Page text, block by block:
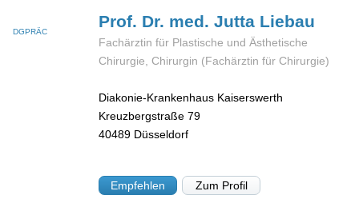
DGPRÄC
Prof. Dr. med. Jutta Liebau
Fachärztin für Plastische und Ästhetische
Chirurgie, Chirurgin (Fachärztin für Chirurgie)
Diakonie-Krankenhaus Kaiserswerth
Kreuzbergstraße 79
40489 Düsseldorf
Empfehlen Zum Profil